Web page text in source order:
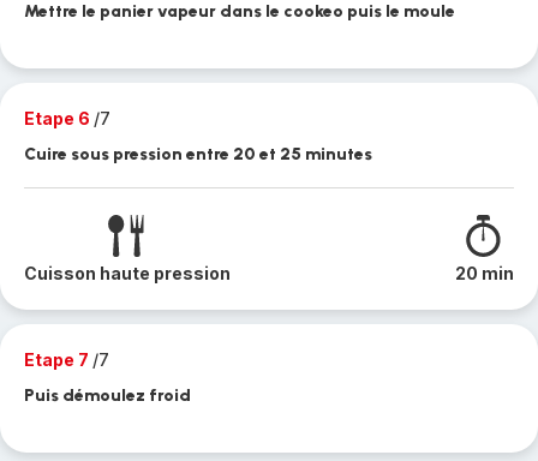
Mettre le panier vapeur dans le cookeo puis le moule
Etape 6 /7
Cuire sous pression entre 20 et 25 minutes
Cuisson haute pression 20 min
Etape 7 /7
Puis démoulez froid